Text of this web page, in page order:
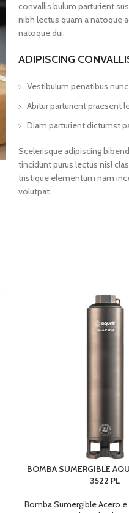
convallis bulum parturient
nibh lectus quam a natoque
natoque dui.
ADIPISCING
Vestibulum penatibus
Abitur parturient praesent
Diam parturient dictumst
Scelerisque adipiscing
tincidunt purus lectus nisl
tristique elementum nam
volutpat.
BOMBA SUMERGIBLE
3522 PL
Bomba Sumergible Acero